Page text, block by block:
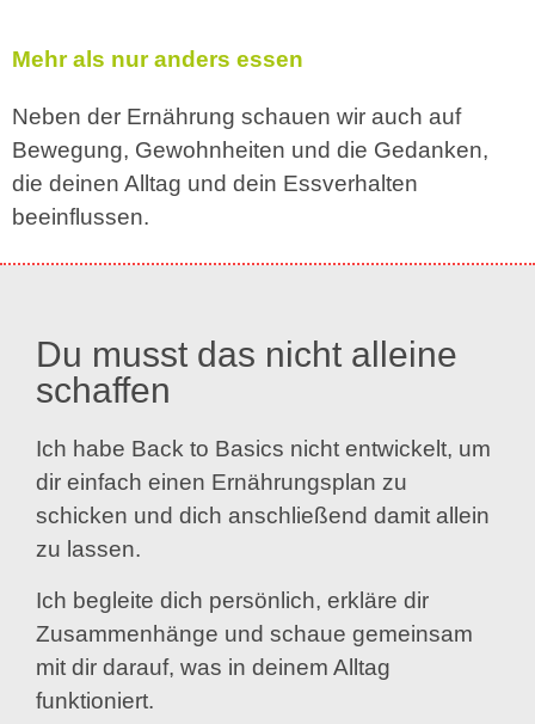
Mehr als nur anders essen
Neben der Ernährung schauen wir auch auf
Bewegung, Gewohnheiten und die Gedanken,
die deinen Alltag und dein Essverhalten
beeinflussen.
Du musst das nicht alleine
schaffen
Ich habe Back to Basics nicht entwickelt, um
dir einfach einen Ernährungsplan zu
schicken und dich anschließend damit allein
zu lassen.
Ich begleite dich persönlich, erkläre dir
Zusammenhänge und schaue gemeinsam
mit dir darauf, was in deinem Alltag
funktioniert.